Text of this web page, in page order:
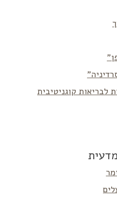
לבריאות קוגניטיבית